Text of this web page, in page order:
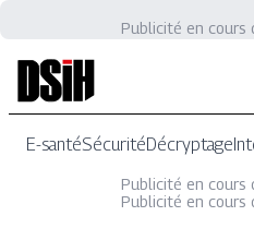
Publicité en cours
E-santéSécuritéDécryptage
Publicité en cours
Publicité en cours